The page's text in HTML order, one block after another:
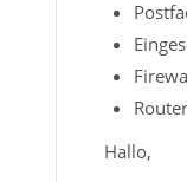
Hallo,